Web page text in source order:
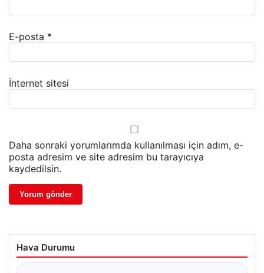
E-posta *
İnternet sitesi
Daha sonraki yorumlarımda kullanılması için adım, e-
posta adresim ve site adresim bu tarayıcıya
kaydedilsin.
Hava Durumu